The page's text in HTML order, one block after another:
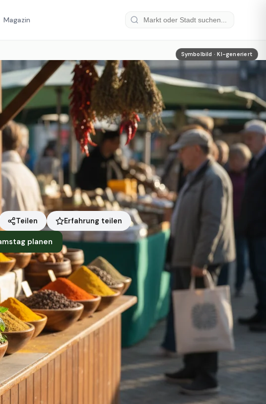
Magazin
Symbolbild · KI-generiert
Teilen Erfahrung teilen
planen
Symbolbild · KI-generiert
Status heute